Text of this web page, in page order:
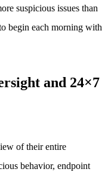
suspicious issues than
begin each morning with
and 24×7
of their entire
behavior, endpoint